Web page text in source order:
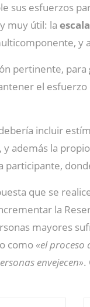
sus esfuerzos
muy útil: la
y
pertinente, para
el
incluir
además la
participante,
que se
la
mayores
como «el
envejecen».